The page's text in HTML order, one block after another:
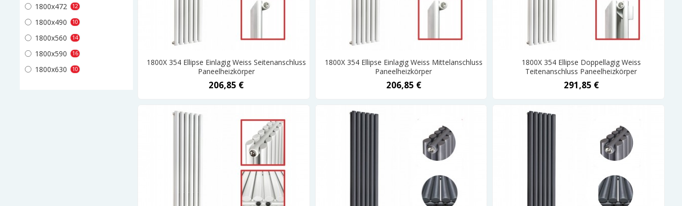
1800x472 12
1800x490 10
1800x560 14
1800x590 16
1800x630 10
1800X 354 Ellipse Einlagig Weiss Seitenanschluss
Paneelheizkörper
206,85 €
1800X 354 Ellipse Einlagig Weiss Mittelanschluss
Paneelheizkörper
206,85 €
1800X 354 Ellipse Doppellagig Weiss
Teitenanschluss Paneelheizkörper
291,85 €